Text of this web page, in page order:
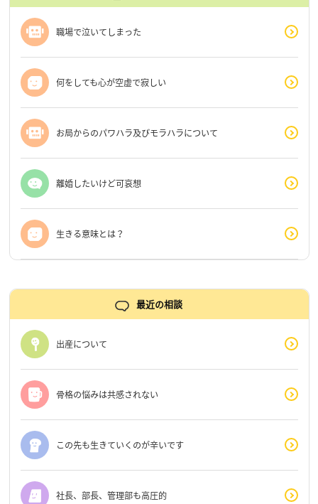
職場で泣いてしまった
何をしても心が空虚で寂しい
お局からのパワハラ及びモラハラについて
離婚したいけど可哀想
生きる意味とは？
最近の相談
出産について
骨格の悩みは共感されない
この先も生きていくのが辛いです
社長、部長、管理部も高圧的